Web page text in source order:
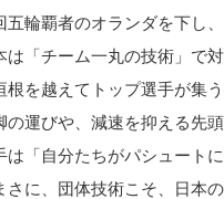
輪覇者のオランダを下し
「チーム一丸の技術」で
を越えてトップ選手が集
運びや、減速を抑える先
「自分たちがパシュート
に、団体技術こそ、日本